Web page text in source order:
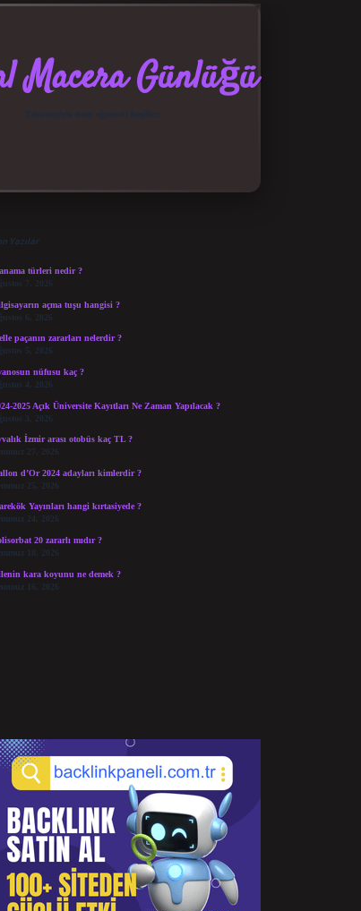
Macera Günlüğü
Yazılar
türleri nedir ?
7, 2026
açma tuşu hangisi ?
6, 2026
paçanın zararları nelerdir ?
5, 2026
nüfusu kaç ?
4, 2026
2025 Açık Üniversite Kayıtları Ne Zaman Yapılacak ?
3, 2026
İzmir arası otobüs kaç TL ?
27, 2026
d’Or 2024 adayları kimlerdir ?
25, 2026
Yayınları hangi kırtasiyede ?
24, 2026
20 zararlı mıdır ?
18, 2026
kara koyunu ne demek ?
16, 2026